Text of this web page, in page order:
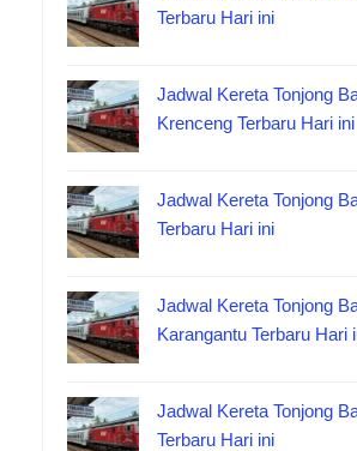
Terbaru Hari ini
Jadwal Kereta Tonjong
Krenceng Terbaru Hari ini
Jadwal Kereta Tonjong
Terbaru Hari ini
Jadwal Kereta Tonjong
Karangantu Terbaru Hari
Jadwal Kereta Tonjong
Terbaru Hari ini